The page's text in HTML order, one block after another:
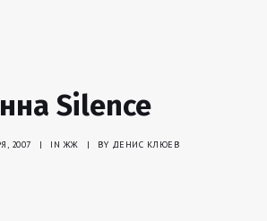
Silence
2007 | INЖЖ | BY ДЕНИС КЛЮЕВ